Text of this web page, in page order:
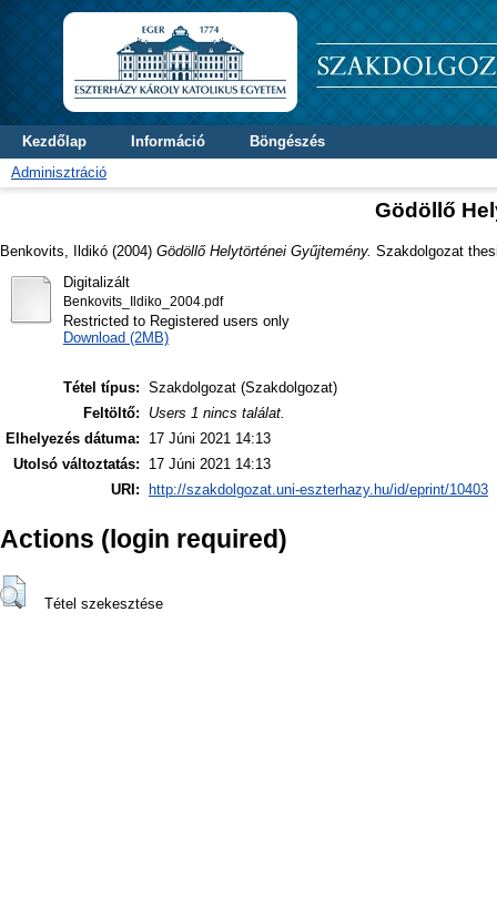
Kezdőlap Információ
Böngészés
Adminisztráció
Gödöllő
Benkovits, Ildikó (2004) Gödöllő Helytörténei Gyűjtemény. Szakdolgozat
Digitalizált
Benkovits_Ildiko_2004.pdf
Restricted to Registered users only
Download (2MB)
Tétel típus: Szakdolgozat (Szakdolgozat)
Feltöltő:
Users 1 nincs találat.
Elhelyezés dátuma:
17 Júni 2021 14:13
Utolsó változtatás:
17 Júni 2021 14:13
URI:
http://szakdolgozat.uni-eszterhazy.hu/id/eprint/10403
Actions (login required)
Tétel szekesztése